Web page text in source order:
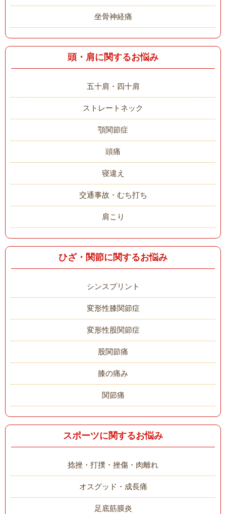
坐骨神経痛
頭・肩に関するお悩み
五十肩・四十肩
ストレートネック
顎関節症
頭痛
寝違え
交通事故・むち打ち
肩こり
ひざ・関節に関するお悩み
シンスプリント
変形性膝関節症
変形性股関節症
股関節痛
膝の痛み
関節痛
スポーツに関するお悩み
捻挫・打撲・挫傷・肉離れ
オスグッド・成長痛
足底筋膜炎